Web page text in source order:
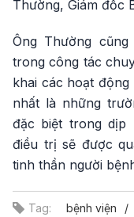
Thường, Giám đốc
Ông Thường
trong công tác
khai các hoạt
nhất là những
đặc biệt trong dịp
điều trị sẽ được
tinh thần người
Tag: bệnh viện